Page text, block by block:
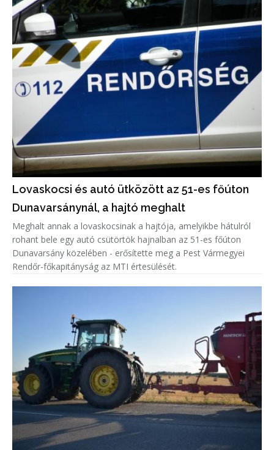
Lovaskocsi és autó ütközött az 51-es főúton
Dunavarsánynál, a hajtó meghalt
Meghalt annak a lovaskocsinak a hajtója, amelyikbe hátulról
rohant bele egy autó csütörtök hajnalban az 51-es főúton
Dunavarsány közelében - erősítette meg a Pest Vármegyei
Rendőr-főkapitányság az MTI értesülését.